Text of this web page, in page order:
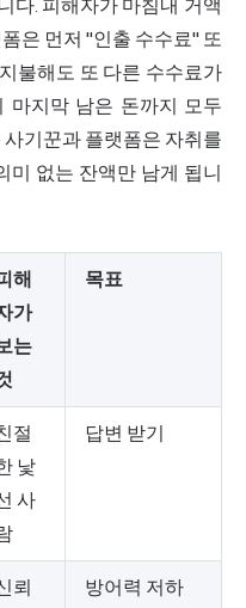
다. 피해자가 마침내 거액
은 먼저 "인출 수수료" 또
불해도 또 다른 수수료가
마지막 남은 돈까지 모두
기꾼과 플랫폼은 자취를
미 없는 잔액만 남게 됩니
해
가
는
목표
절
낯
사
답변 받기
뢰
방어력 저하